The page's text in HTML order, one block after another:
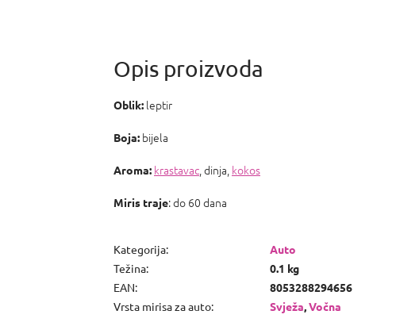
Oblik: leptir
Boja: bijela
Aroma: krastavac , dinja, kokos
Miris traje: do 60 dana
Kategorija:
Auto
Težina:
0.1 kg
EAN:
8053288294656
Vrsta mirisa za auto: Svježa,Vočna